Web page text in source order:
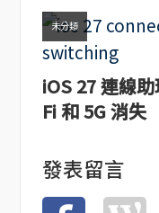
未分類
iOS 27 連線
Fi 和 5G 消失
發表留言